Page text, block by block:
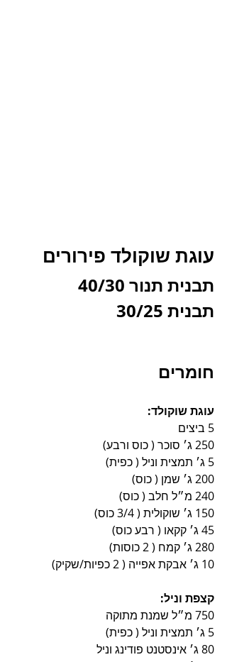
עוגת שוקולד פירורים
תבנית תנור 40/30
תבנית 30/25
חומרים
עוגת שוקולד:
5 ביצים
250 ג׳ סוכר ( כוס ורבע)
5 ג׳ תמצית וניל ( כפית)
200 ג׳ שמן ( כוס)
240 מ״ל חלב ( כוס)
150 ג׳ שוקולית ( 3/4 כוס)
45 ג׳ קקאו ( רבע כוס)
280 ג׳ קמח ( 2 כוסות)
10 ג׳ אבקת אפייה ( 2 כפיות/שקיק)
קצפת וניל:
750 מ״ל שמנת מתוקה
5 ג׳ תמצית וניל ( כפית)
80 ג׳ אינסטנט פודינג וניל